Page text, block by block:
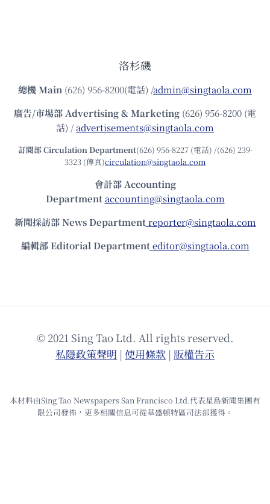
洛杉磯
總機Main (626) 956-8200(電話) /admin@singtaola.com
廣告/市場部Advertising & Marketing (626) 956-8200 (電
話) /advertisements@singtaola.com
訂閱部 Circulation Department(626) 956-8227 (電話) /(626) 239-
3323 (傳真)circulation@singtaola.com
會計部 Accounting
Department accounting@singtaola.com
新聞採訪部 News Department reporter@singtaola.com
編輯部 Editorial Department editor@singtaola.com
© 2021 Sing Tao Ltd. All rights reserved.
私隱政策聲明 | 使⽤條款 | 版權告⽰
本材料由Sing Tao Newspapers San Francisco Ltd.代表星島新聞集團有
限公司發佈，更多相關信息可從華盛頓特區司法部獲得。